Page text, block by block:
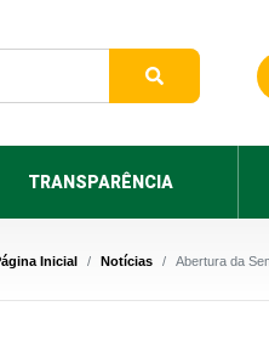
TRANSPARÊNCIA
Inicial Notícias Abertura da